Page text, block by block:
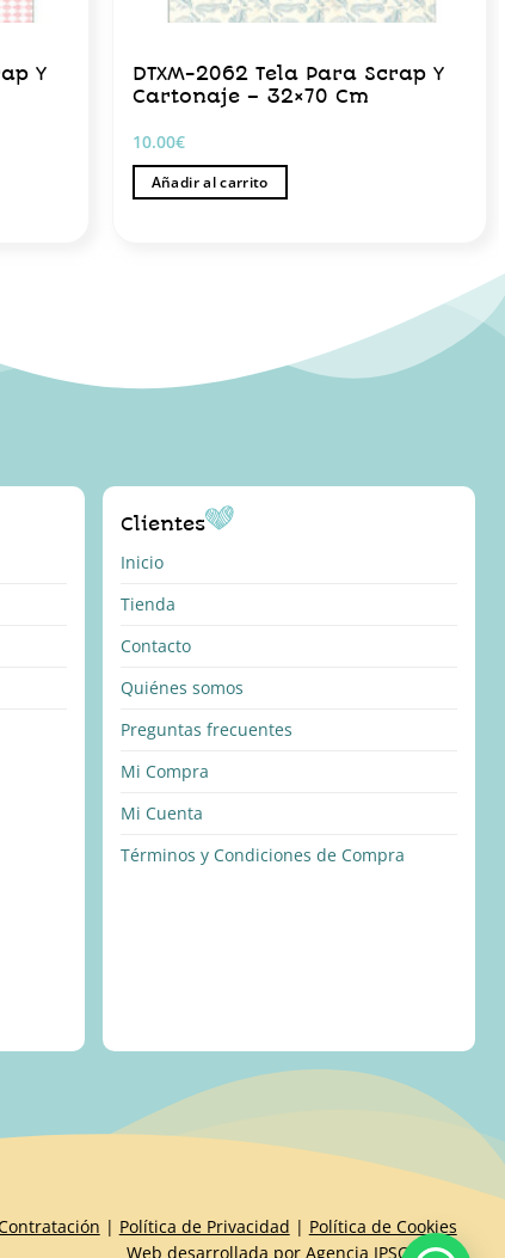
Y
DTXM-2062 Tela Para Scrap Y
Cartonaje – 32×70 Cm
10.00€
Añadir al carrito
Clientes
Inicio
Tienda
Contacto
Quiénes somos
Preguntas frecuentes
Mi Compra
Mi Cuenta
Términos y Condiciones de Compra
| Política de Privacidad | Política de Cookies
Web desarrollada por Agencia IPSOIDEAS